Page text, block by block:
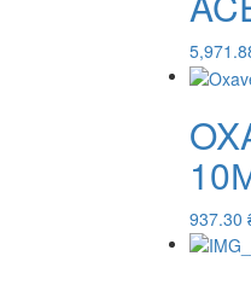
937.30